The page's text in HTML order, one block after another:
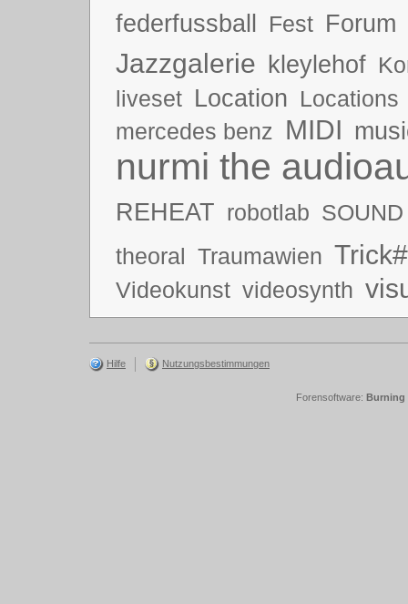
federfussball Fest Forum
Jazzgalerie kleylehof
liveset Location Locations
mercedes benz MIDI
nurmi the
REHEAT robotlab SOUND
theoral Traumawien
Videokunst videosynth
Hilfe Nutzungsbestimmungen
Forensoftware: Burning